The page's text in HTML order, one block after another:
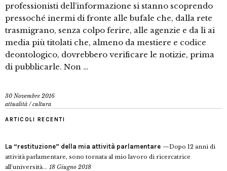
professionisti dell’informazione si stanno scoprendo
pressoché inermi di fronte alle bufale che, dalla rete
trasmigrano, senza colpo ferire, alle agenzie e da lì ai
media più titolati che, almeno da mestiere e codice
deontologico, dovrebbero verificare le notizie, prima
di pubblicarle. Non …
30 Novembre 2016
attualità /cultura
ARTICOLI RECENTI
La “restituzione” della mia attività parlamentare
Dopo 12 anni di
attività parlamentare, sono tornata al mio lavoro di ricercatrice
all’università... 18 Giugno 2018